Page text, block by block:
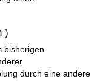
)
bisherigen
durch eine andere